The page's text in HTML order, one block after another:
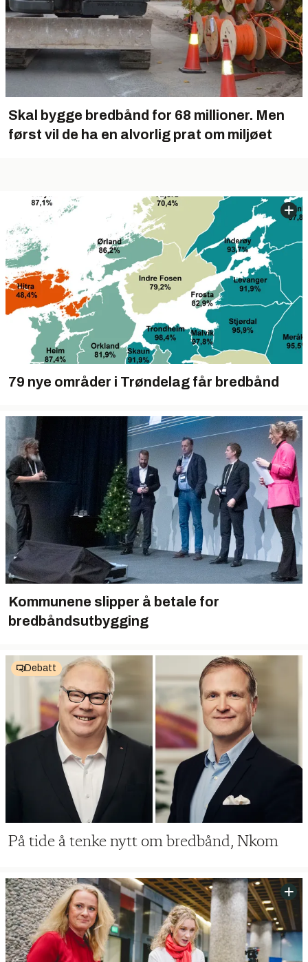
Skal bygge bredbånd for 68 millioner. Men
først vil de ha en alvorlig prat om miljøet
79 nye områder i Trøndelag får bredbånd
Kommunene slipper å betale for
bredbåndsutbygging
Debatt
På tide å tenke nytt om bredbånd, Nkom